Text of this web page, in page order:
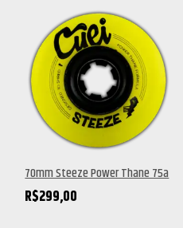
70mm Steeze Power Thane 75a
R$299,00